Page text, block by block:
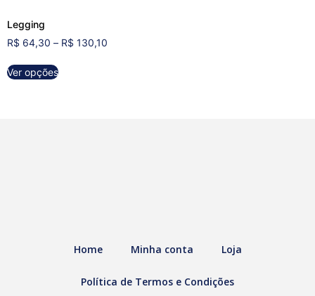
Legging
R$ 64,30 – R$ 130,10
Ver opções
Home Minha conta Loja
Política de Termos e Condições